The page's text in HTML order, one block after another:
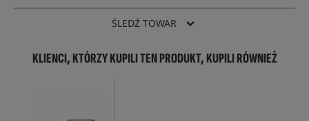
ŚLEDŹ TOWAR
KLIENCI, KTÓRZY KUPILI TEN PRODUKT, KUPILI RÓWNIEŻ